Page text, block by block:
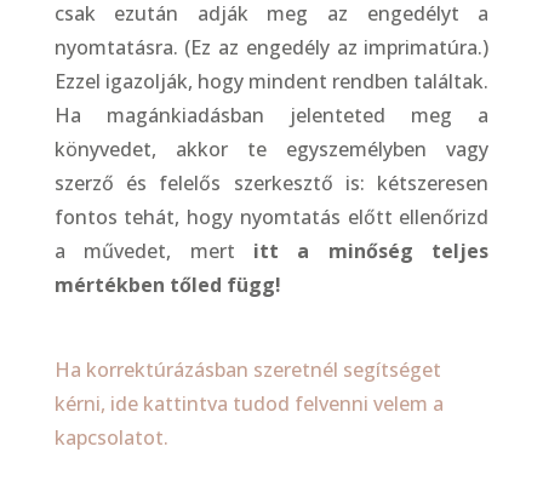
csak ezután adják meg az engedélyt a
nyomtatásra. (Ez az engedély az imprimatúra.)
Ezzel igazolják, hogy mindent rendben találtak.
Ha magánkiadásban jelenteted meg a
könyvedet, akkor te egyszemélyben vagy
szerző és felelős szerkesztő is: kétszeresen
fontos tehát, hogy nyomtatás előtt ellenőrizd
a művedet, mert itt a minőség teljes
mértékben tőled függ!
Ha korrektúrázásban szeretnél segítséget
kérni, ide kattintva tudod felvenni velem a
kapcsolatot.